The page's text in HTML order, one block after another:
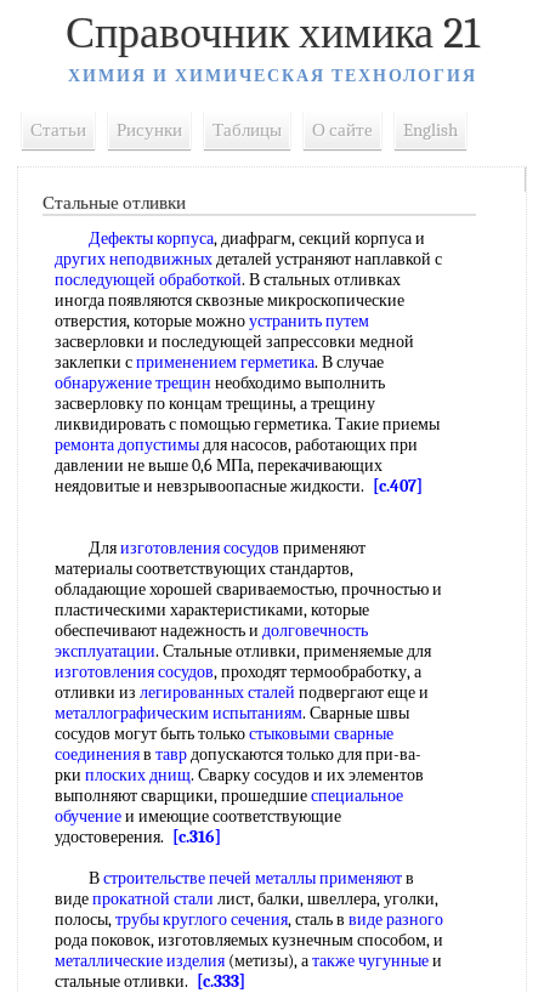
Справочник химика 21
ХИМИЯ И ХИМИЧЕСКАЯ ТЕХНОЛОГИЯ
Статьи Рисунки Таблицы О сайте English
Стальные отливки
Дефекты корпуса, диафрагм, секций корпуса и
других неподвижныхдеталей устраняют наплавкой с
последующей обработкой. В стальных отливках
иногда появляются сквозные микроскопические
отверстия, которые можноустранить путем
засверловки и последующей запрессовки медной
заклепки сприменением герметика. В случае
обнаружение трещин необходимо выполнить
засверловку по концам трещины, а трещину
ликвидировать с помощью герметика. Такие приемы
ремонта допустимыдля насосов, работающих при
давлении не выше 0,6 МПа, перекачивающих
неядовитые и невзрывоопасные жидкости.
[c.407]
Дляизготовления сосудов применяют
материалы соответствующих стандартов,
обладающие хорошей свариваемостью, прочностью и
пластическими характеристиками, которые
обеспечивают надежность и долговечность
эксплуатации. Стальные отливки, применяемые для
изготовления сосудов, проходят термообработку, а
отливки из легированных сталей подвергают еще и
металлографическим испытаниям. Сварные швы
сосудов могут быть толькостыковыми сварные
соединенияв таврдопускаются только для при-ва-
рки плоских днищ. Сварку сосудов и их элементов
выполняют сварщики, прошедшиеспециальное
обучениеи имеющие соответствующие
удостоверения.
[c.316]
Встроительстве печей металлы применяютв
видепрокатной стали лист, балки, швеллера, уголки,
полосы,трубы круглого сечения, сталь в виде разного
рода поковок, изготовляемых кузнечным способом, и
металлические изделия (метизы), атакже чугунныеи
стальные отливки.
[c.333]